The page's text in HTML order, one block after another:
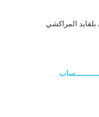
بلقايد المراكشي